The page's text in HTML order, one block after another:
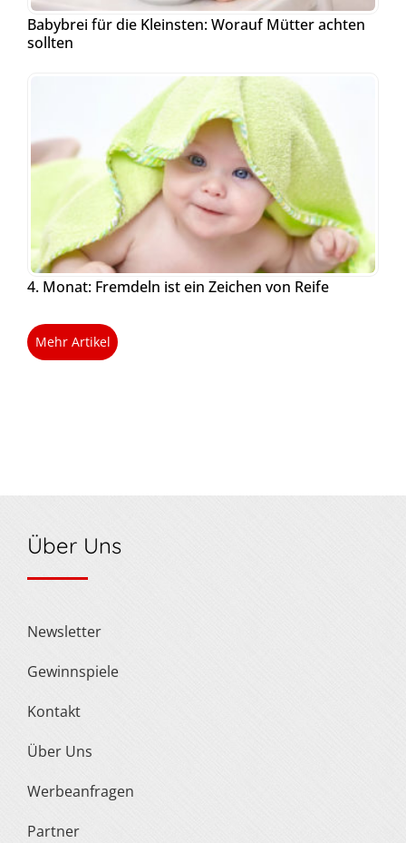
Babybrei für die Kleinsten: Worauf Mütter achten
sollten
4. Monat: Fremdeln ist ein Zeichen von Reife
Mehr Artikel
Über Uns
Newsletter
Gewinnspiele
Kontakt
Über Uns
Werbeanfragen
Partner